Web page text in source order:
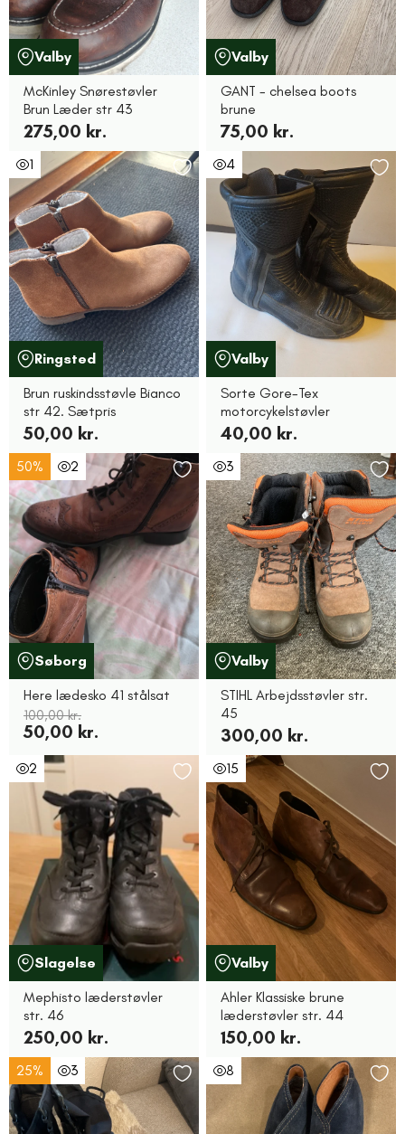
Valby
McKinley Snørestøvler
Brun Læder str 43
275,00 kr.
Valby
GANT - chelsea boots
brune
75,00 kr.
1
Ringsted
Brun ruskindsstøvle Bianco
str 42. Sætpris
50,00 kr.
4
Valby
Sorte Gore-Tex
motorcykelstøvler
40,00 kr.
50% 2
Søborg
Here lædesko 41 stålsat
100,00 kr.
50,00 kr.
3
Valby
STIHL Arbejdsstøvler str.
45
300,00 kr.
2
Slagelse
Mephisto læderstøvler
str. 46
250,00 kr.
15
Valby
Ahler Klassiske brune
læderstøvler str. 44
150,00 kr.
25% 3 8